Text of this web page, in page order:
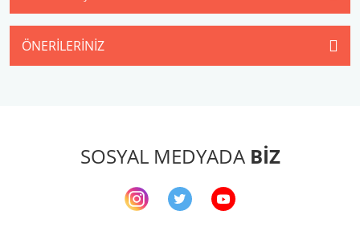
ÖNERILERINIZ
SOSYAL MEDYADA BİZ